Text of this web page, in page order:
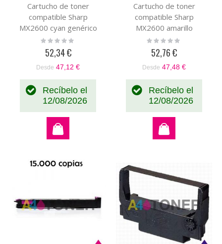
Cartucho de toner
compatible Sharp
MX2600 cyan genérico
con el toner original
MX31GTCA
Rating:
52,34 €
Desde 47,12 €
Recíbelo el
12/08/2026
Cartucho de toner
compatible Sharp
MX2600 amarillo
genérico con el toner
original MX31GTYA
Rating:
52,76 €
Desde 47,48 €
Recíbelo el
12/08/2026